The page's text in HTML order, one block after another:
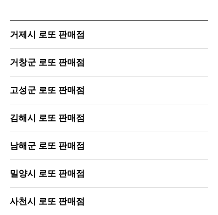
거제시 로또 판매점
거창군 로또 판매점
고성군 로또 판매점
김해시 로또 판매점
남해군 로또 판매점
밀양시 로또 판매점
사천시 로또 판매점